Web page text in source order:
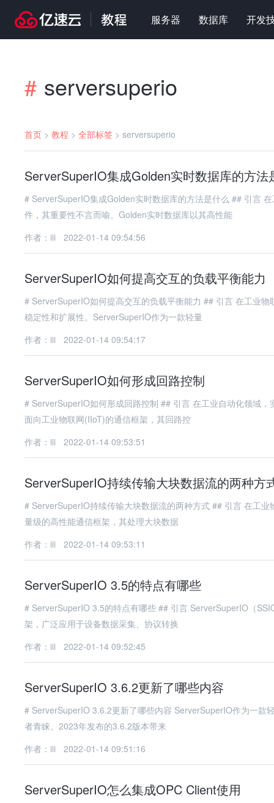
服务器 数据库 开发
# serversuperio
首页 > 教程 > 全部标签 > serversuperio
ServerSuperIO集成Golden实时数据库的方法
# ServerSuperIO集成Golden实时数据库的方法是什么 ## 引言 在工业自动化领域，实时数据库作为数据采集、存储和分析的核心组
件，其重要性不言而喻。Golden实时数据库以其高性能
作者：iii
2022-01-14 09:54:56
ServerSuperIO如何提高交互的负载平衡能力
# ServerSuperIO如何提高交互的负载平衡能力 ## 引言 在工业物联网（IIoT）和高并发通信场景中，负载平衡能力直接决定了系统的
稳定性和扩展性。ServerSuperIO作为一款轻量
作者：iii
2022-01-14 09:54:17
ServerSuperIO如何形成回路控制
# ServerSuperIO如何形成回路控制 ## 引言 在工业自动化领域，实现稳定可靠的设备控制是核心需求之一。ServerSuperIO作为一款
面向工业物联网(IIoT)的通信框架，其回路控
作者：iii
2022-01-14 09:53:51
ServerSuperIO持续传输大块数据流的两种方
# ServerSuperIO持续传输大块数据流的两种方式 ## 引言 在工业物联网（IIoT）和分布式监控系统中，**ServerSuperIO**作为一款轻
量级的高性能通信框架，其处理大块数据
作者：iii
2022-01-14 09:53:11
ServerSuperIO 3.5的特点有哪些
# ServerSuperIO 3.5的特点有哪些 ## 引言 ServerSuperIO（SSIO）是一款基于.NET平台开发的高性能、轻量级工业物联网通信框
架，广泛应用于设备数据采集、协议转换
作者：iii
2022-01-14 09:52:45
ServerSuperIO 3.6.2更新了哪些内容
# ServerSuperIO 3.6.2更新了哪些内容 ServerSuperIO作为一款轻量级、高性能的物联网通信框架，在工业自动化和IoT领域广受开发
者青睐。2023年发布的3.6.2版本带来
作者：iii
2022-01-14 09:51:16
ServerSuperIO怎么集成OPC Client使用